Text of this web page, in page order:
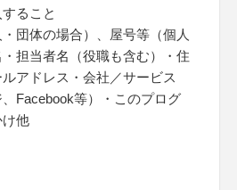
ること
団体の場合）、屋号等（個人
担当者名（役職も含む）・住
アドレス・会社／サービス
Facebook等）・このプログ
け他